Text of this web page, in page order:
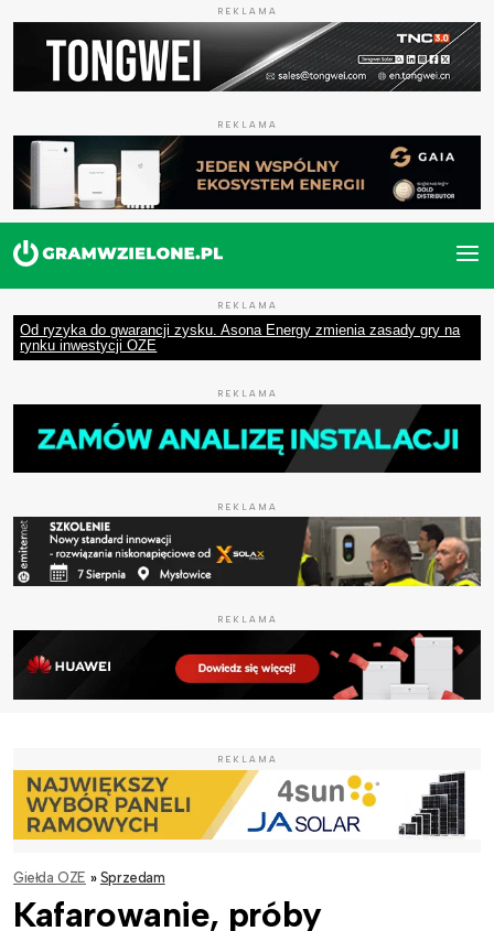
REKLAMA
REKLAMA
REKLAMA
Od ryzyka do gwarancji zysku. Asona Energy zmienia zasady gry na
rynku inwestycji OZE
REKLAMA
REKLAMA
REKLAMA
REKLAMA
Giełda OZE » Sprzedam
Kafarowanie, próby